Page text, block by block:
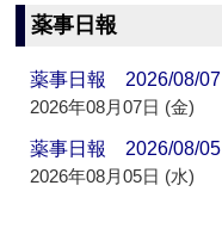
薬事日報
薬事日報 2026/08/07
2026年08月07日 (金)
薬事日報 2026/08/05
2026年08月05日 (水)